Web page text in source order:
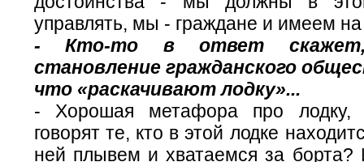
управлять, мы - граждане и имеем на
- Кто-то в ответ
становление гражданского
что «раскачивают лодку»...
- Хорошая метафора про
говорят те, кто в этой лодке
ней плывем и хватаемся за